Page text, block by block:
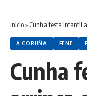
Inicio» Cunha festa infantil
A CORUÑA FENE
Cunha